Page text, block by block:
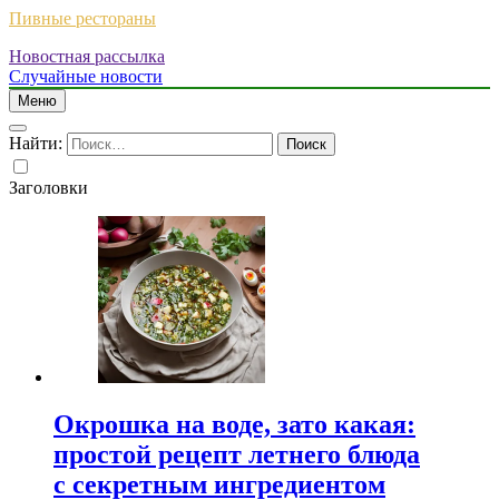
Пивные рестораны
Новостная рассылка
Случайные новости
Меню
Найти:
Заголовки
Окрошка на воде, зато какая:
простой рецепт летнего блюда
с секретным ингредиентом